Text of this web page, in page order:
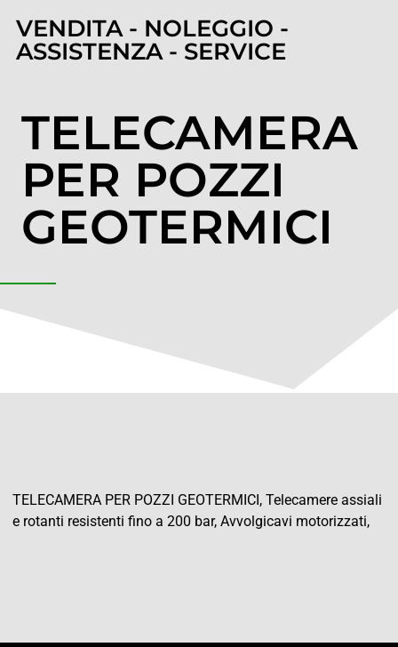
VENDITA - NOLEGGIO -
ASSISTENZA - SERVICE
TELECAMERA
PER POZZI
GEOTERMICI
TELECAMERA PER POZZI GEOTERMICI, Telecamere assiali
e rotanti resistenti fino a 200 bar, Avvolgicavi motorizzati,